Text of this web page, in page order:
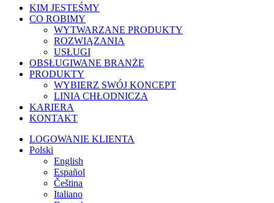
Zamknij
menu
KIM JESTEŚMY
CO ROBIMY
WYTWARZANE PRODUKTY
ROZWIĄZANIA
USŁUGI
OBSŁUGIWANE BRANŻE
PRODUKTY
WYBIERZ SWÓJ KONCEPT
LINIA CHŁODNICZA
KARIERA
KONTAKT
LOGOWANIE KLIENTA
Polski
English
Español
Čeština
Italiano